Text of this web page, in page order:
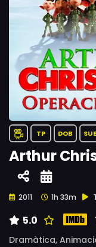
TP DOB
Arthur
2011 1h 33m
5.0
Dramàtica,